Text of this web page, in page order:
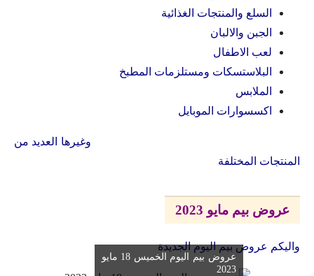
السلع والمنتجات الغذائية
الجبن والالبان
لعب الاطفال
البلاستسكات ومستلزمات المطبخ
الملابس
اكسسوارات الموبايل
وغيرها العديد من
المنتجات المختلفة
عروض بيم مايو 2023
واليكم عروض بيم اليوم الجديدة
عروض بيم اليوم الخميس 18 مايو
2023